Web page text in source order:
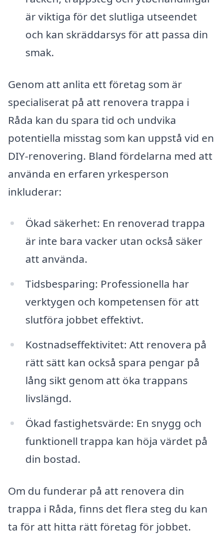
är viktiga för det slutliga utseendet
och kan skräddarsys för att passa din
smak.
Genom att anlita ett företag som är
specialiserat på att renovera trappa i
Råda kan du spara tid och undvika
potentiella misstag som kan uppstå vid en
DIY-renovering. Bland fördelarna med att
använda en erfaren yrkesperson
inkluderar:
Ökad säkerhet: En renoverad trappa
är inte bara vacker utan också säker
att använda.
Tidsbesparing: Professionella har
verktygen och kompetensen för att
slutföra jobbet effektivt.
Kostnadseffektivitet: Att renovera på
rätt sätt kan också spara pengar på
lång sikt genom att öka trappans
livslängd.
Ökad fastighetsvärde: En snygg och
funktionell trappa kan höja värdet på
din bostad.
Om du funderar på att renovera din
trappa i Råda, finns det flera steg du kan
ta för att hitta rätt företag för jobbet.